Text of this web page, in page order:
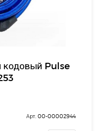
кодовый Pulse
Арт. 00-00002944